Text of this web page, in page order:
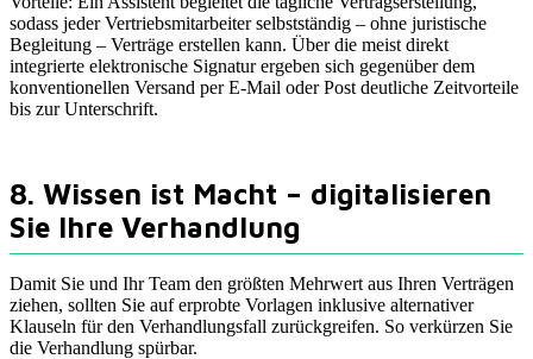
sodass jeder Vertriebsmitarbeiter selbstständig – ohne juristische
Begleitung – Verträge erstellen kann. Über die meist direkt
integrierte elektronische Signatur ergeben sich gegenüber dem
konventionellen Versand per E-Mail oder Post deutliche Zeitvorteile
bis zur Unterschrift.
8. Wissen ist Macht – digitalisieren
Sie Ihre Verhandlung
Damit Sie und Ihr Team den größten Mehrwert aus Ihren Verträgen
ziehen, sollten Sie auf erprobte Vorlagen inklusive alternativer
Klauseln für den Verhandlungsfall zurückgreifen. So verkürzen Sie
die Verhandlung spürbar.